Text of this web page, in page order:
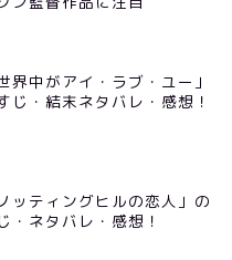
界中がアイ・ラブ・ユー」
じ・結末ネタバレ・感想！
ッティングヒルの恋人」の
・ネタバレ・感想！